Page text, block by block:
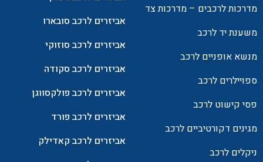
מדרכות לרכבים – מדרכות צד
משענת יד לרכב
מנשא אופניים לרכב
ספויילרים לרכב
פסי קישוט לרכב
מגינים דקורטיביים לרכב
ניקלים לרכב
אביזרים לרכב סובארו
אביזרים לרכב סוזוקי
אביזרים לרכב סקודה
אביזרים לרכב פולקסווגן
אביזרים לרכב פורד
אביזרים לרכב קאדילק